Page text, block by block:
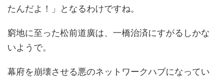
たんだよ！」となるわけですね。
窮地に至った松前道廣は、一橋治済にすがるしかな
いようで。
幕府を崩壊させる悪のネットワークハブになってい